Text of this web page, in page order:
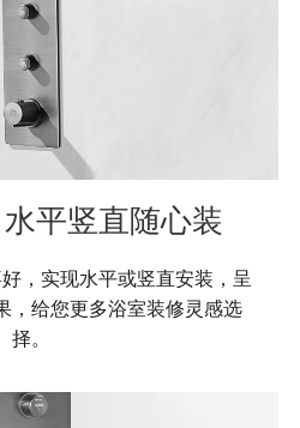
平竖直随心装
，实现水平或竖直安装，呈
，给您更多浴室装修灵感选
择。